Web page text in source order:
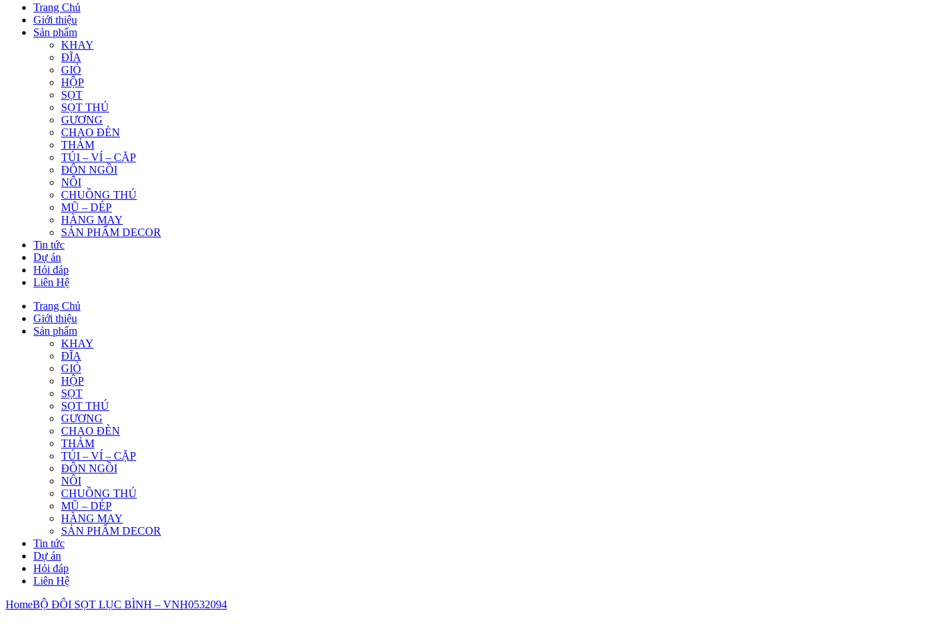
Trang Chủ
Giới thiệu
Sản phẩm
KHAY
ĐĨA
GIỎ
HỘP
SỌT
SỌT THÚ
GƯƠNG
CHAO ĐÈN
THẢM
TÚI – VÍ – CẶP
ĐÔN NGỒI
NÔI
CHUỒNG THÚ
MŨ – DÉP
HÀNG MAY
SẢN PHẨM DECOR
Tin tức
Dự án
Hỏi đáp
Liên Hệ
Trang Chủ
Giới thiệu
Sản phẩm
KHAY
ĐĨA
GIỎ
HỘP
SỌT
SỌT THÚ
GƯƠNG
CHAO ĐÈN
THẢM
TÚI – VÍ – CẶP
ĐÔN NGỒI
NÔI
CHUỒNG THÚ
MŨ – DÉP
HÀNG MAY
SẢN PHẨM DECOR
Tin tức
Dự án
Hỏi đáp
Liên Hệ
HomeBỘ ĐÔI SỌT LỤC BÌNH – VNH0532094